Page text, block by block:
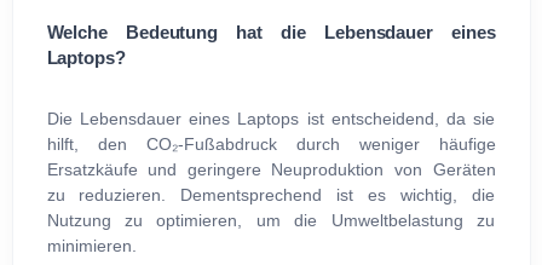
Welche Bedeutung hat die Lebensdauer eines
Laptops?
Die Lebensdauer eines Laptops ist entscheidend, da sie
hilft, den CO₂-Fußabdruck durch weniger häufige
Ersatzkäufe und geringere Neuproduktion von Geräten
zu reduzieren. Dementsprechend ist es wichtig, die
Nutzung zu optimieren, um die Umweltbelastung zu
minimieren.